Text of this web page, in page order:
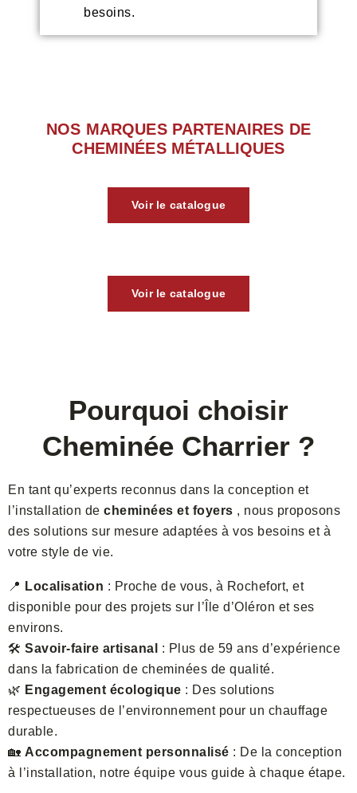
besoins.
NOS MARQUES PARTENAIRES DE
CHEMINÉES MÉTALLIQUES
Voir le catalogue
Voir le catalogue
Pourquoi choisir
Cheminée Charrier ?
En tant qu’experts reconnus dans la conception et
l’installation de cheminées et foyers , nous proposons
des solutions sur mesure adaptées à vos besoins et à
votre style de vie.
📍 Localisation : Proche de vous, à Rochefort, et
disponible pour des projets sur l’Île d’Oléron et ses
environs.
🛠️ Savoir-faire artisanal
: Plus de 59 ans d’expérience
dans la fabrication de cheminées de qualité.
🌿 Engagement écologique : Des solutions
respectueuses de l’environnement pour un chauffage
durable.
🏡 Accompagnement personnalisé : De la conception
à l’installation, notre équipe vous guide à chaque étape.